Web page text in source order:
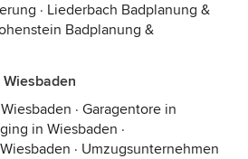
· Liederbach Badplanung &
Badplanung &
· Garagentore in
in Wiesbaden ·
· Umzugsunternehmen